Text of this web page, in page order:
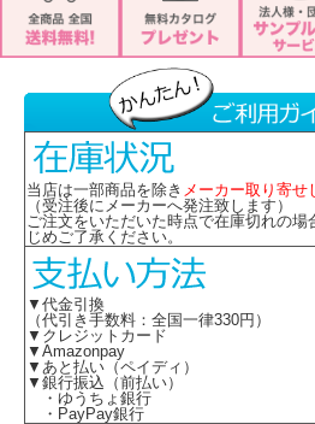
※取り寄せ商品、在庫有無、納期後日連絡
当店は一部商品を除き メーカー取り寄せ
（受注後にメーカーへ発注致します）
ご注文をいただいた時点で在庫切れの
じめご了承ください。
▼代金引換
（代引き手数料：全国一律330円）
▼クレジットカード
▼Amazonpay
▼あと払い（ペイディ）
▼銀行振込（前払い）
・ゆうちょ銀行
・PayPay銀行